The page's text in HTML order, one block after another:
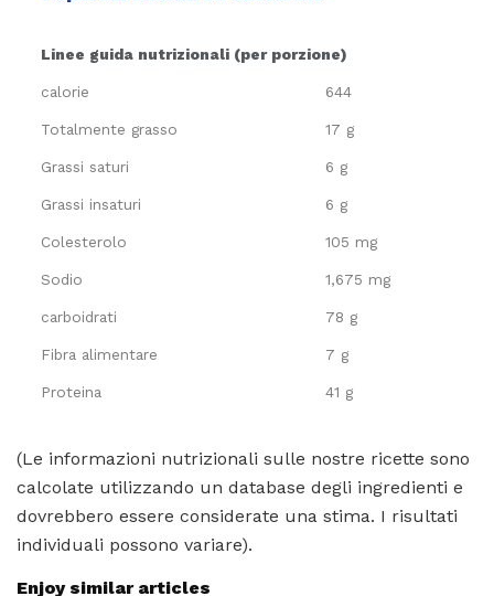
Linee guida nutrizionali (per porzione)
calorie 644
Totalmente grasso 17 g
Grassi saturi 6 g
Grassi insaturi 6 g
Colesterolo 105 mg
Sodio 1,675 mg
carboidrati 78 g
Fibra alimentare 7 g
Proteina 41 g
(Le informazioni nutrizionali sulle nostre ricette sono
calcolate utilizzando un database degli ingredienti e
dovrebbero essere considerate una stima. I risultati
individuali possono variare).
Enjoy similar articles